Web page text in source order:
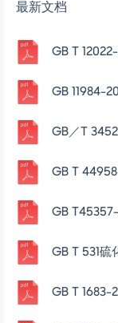
最新文档
GB T
GB 11984-
GB T